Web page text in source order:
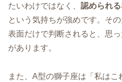
たいわけではなく、 認められ
という気持ちが強めです。そ
表面だけで判断されると、思
があります。
また、A型の獅子座は「私はこ